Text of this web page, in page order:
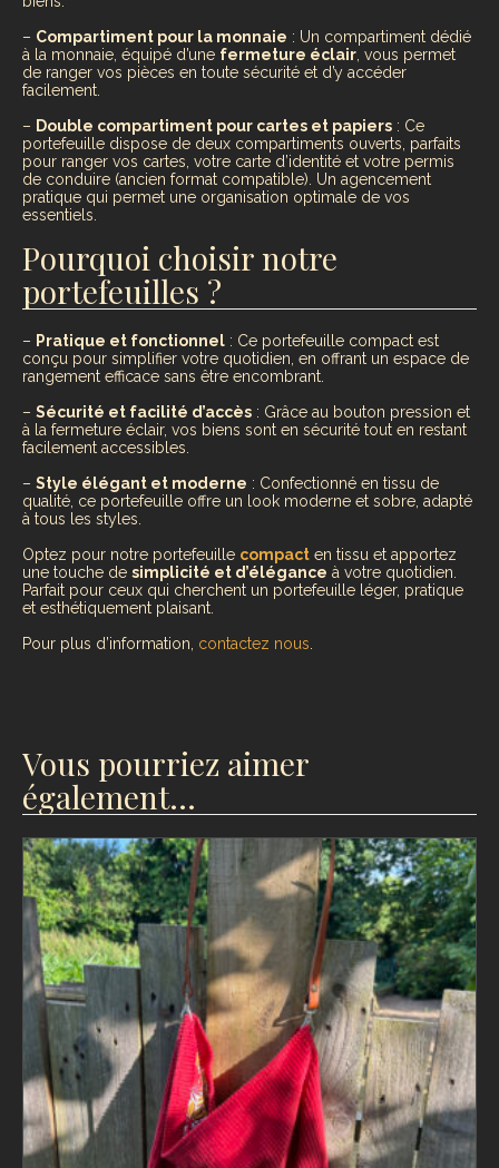
– Compartiment pour la monnaie : Un compartiment dédié
à la monnaie, équipé d’une fermeture éclair , vous permet
de ranger vos pièces en toute sécurité et d’y accéder
facilement.
– Double compartiment pour cartes et papiers : Ce
portefeuille dispose de deux compartiments ouverts, parfaits
pour ranger vos cartes, votre carte d’identité et votre permis
de conduire (ancien format compatible). Un agencement
pratique qui permet une organisation optimale de vos
essentiels.
Pourquoi choisir notre
portefeuilles ?
– Pratique et fonctionnel : Ce portefeuille compact est
conçu pour simplifier votre quotidien, en offrant un espace de
rangement efficace sans être encombrant.
– Sécurité et facilité d’accès : Grâce au bouton pression et
à la fermeture éclair, vos biens sont en sécurité tout en restant
facilement accessibles.
– Style élégant et moderne : Confectionné en tissu de
qualité, ce portefeuille offre un look moderne et sobre, adapté
à tous les styles.
Optez pour notre portefeuille compact en tissu et apportez
une touche de simplicité et d’élégance à votre quotidien.
Parfait pour ceux qui cherchent un portefeuille léger, pratique
et esthétiquement plaisant.
Pour plus d’information, contactez nous
Vous pourriez aimer
également…